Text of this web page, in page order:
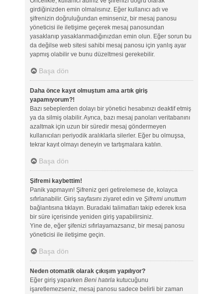
girdiğinizden emin olmalısınız. Eğer kullanıcı adı ve
şifrenizin doğruluğundan eminseniz, bir mesaj panosu
yöneticisi ile iletişime geçerek mesaj panosundan
yasaklanıp yasaklanmadığınızdan emin olun. Eğer sorun bu
da değilse web sitesi sahibi mesaj panosu için yanlış ayar
yapmış olabilir ve bunu düzeltmesi gerekebilir.
Başa dön
Daha önce kayıt olmuştum ama artık giriş
yapamıyorum?!
Bazı sebeplerden dolayı bir yönetici hesabınızı deaktif etmiş
ya da silmiş olabilir. Ayrıca, bazı mesaj panoları veritabanını
azaltmak için uzun bir süredir mesaj göndermeyen
kullanıcıları periyodik aralıklarla silerler. Eğer bu olmuşsa,
tekrar kayıt olmayı deneyin ve tartışmalara katılın.
Başa dön
Şifremi kaybettim!
Panik yapmayın! Şifreniz geri getirelemese de, kolayca
sıfırlanabilir. Giriş sayfasını ziyaret edin ve Şifremi unuttum
bağlantısına tıklayın. Buradaki talimatları takip ederek kısa
bir süre içerisinde yeniden giriş yapabilirsiniz.
Yine de, eğer şifenizi sıfırlayamazsanız, bir mesaj panosu
yöneticisi ile iletişime geçin.
Başa dön
Neden otomatik olarak çıkışım yapılıyor?
Eğer giriş yaparken Beni hatırlakutucuğunu
işaretlemezseniz, mesaj panosu sadece belirli bir zaman